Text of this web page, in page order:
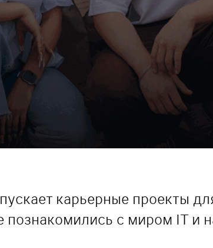
карьерные проекты
с миром IT и